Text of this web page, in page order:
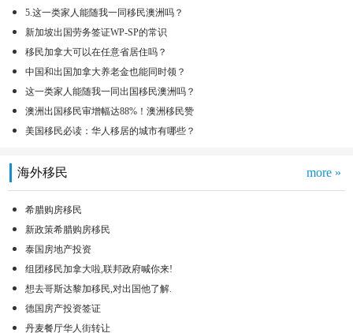
5.这一类家人能随我一同移民澳洲吗？
新加坡出国劳务签证WP-SP的常识
移民加拿大可以在任意省居住吗？
中国和出国加拿大养老金也能同时领？
这一类家人能随我一同出国移民澳洲吗？
澳洲出国移民审增幅达88%！澳洲移民赞
美国移民必读：华人移居的城市有哪些？
海外移民 more »
希腊购房移民
新政策希腊购房移民
泰国房地产投资
组团移民加拿大啦,联邦政府喊你来!
想去哥斯达黎加移民,对出国他了解.
德国房产投资签证
丹麦餐厅华人街转让